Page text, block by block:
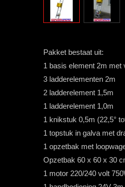
Pakket bestaat uit:
1 basis element 2m met
3 ladderelementen 2m
2 ladderelement 1,5m
1 ladderelement 1,0m
1 knikstuk 0,5m (22,5°
1 topstuk in galva met
1 opzetbak met
Opzetbak 60 x 60 x 30
1 motor 220/240 volt